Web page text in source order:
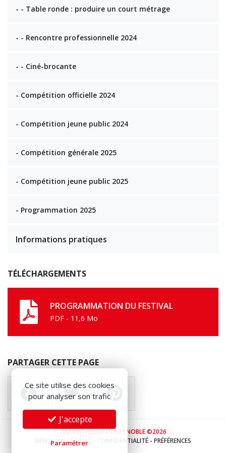
- - Table ronde : produire un court métrage
- - Rencontre professionnelle 2024
- - Ciné-brocante
- Compétition officielle 2024
- Compétition jeune public 2024
- Compétition générale 2025
- Compétition jeune public 2025
- Programmation 2025
Informations pratiques
TÉLÉCHARGEMENTS
PROGRAMMATION DU FESTIVAL
PDF - 11,6 Mo
PARTAGER CETTE PAGE
CINÉMATHÈQUE DE GRENOBLE ©2026
MENTIONS LÉGALES
CONFIDENTIALITÉ - PRÉFÉRENCES
Ce site utilise des cookies
pour analyser son trafic
J'accepte
Paramétrer